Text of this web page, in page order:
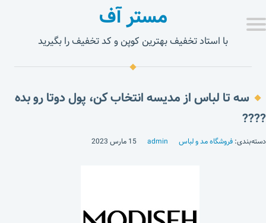
مستر آف
با استاد تخفیف بهترین کوپن و کد تخفیف را بگیرید
سه تا لباس از مدیسه انتخاب کن، پول دوتا رو بده
????
دسته‌بندی: فروشگاه مد و لباس admin 15 مارس 2023